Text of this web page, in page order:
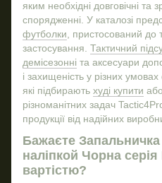
Термобілизна купить
Штани карго військові
Підсумок для телефону
Тактичний блокнот
Військовий одяг інтернет
Купити тактичні берці
Штани військові купити
Військовий ліхтар
яким необхідні довговічні та
спорядженні. У каталозі
футболки , пристосований до
застосування. Тактичний
демісезонні та аксесуари
і захищеність у різних
які підбирають худі купити або
різноманітних задач
продукції від надійних
Бажаєте
наліпкой Чорна
вартістю?